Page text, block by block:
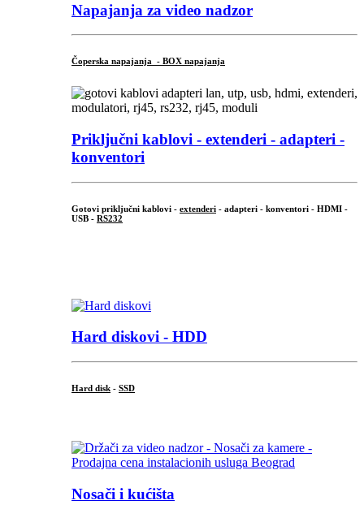
Napajanja za video nadzor
Čoperska napajanja - BOX napajanja
Priključni kablovi - extenderi - adapteri -
konventori
Gotovi priključni kablovi - extenderi - adapteri - konventori - HDMI -
USB - RS232
Hard diskovi - HDD
Hard disk - SSD
Nosači i kućišta